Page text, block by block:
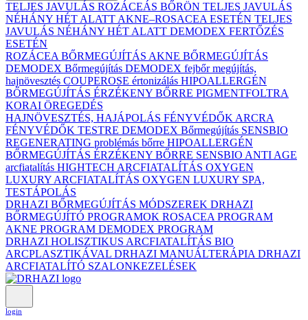
TELJES JAVULÁS ROZÁCEÁS BŐRÖN TELJES JAVULÁS
NÉHÁNY HÉT ALATT AKNE–ROSACEA ESETÉN TELJES
JAVULÁS NÉHÁNY HÉT ALATT DEMODEX FERTŐZÉS
ESETÉN
ROZÁCEA BŐRMEGÚJÍTÁS AKNE BŐRMEGÚJÍTÁS
DEMODEX Bőrmegújítás DEMODEX fejbőr megújítás,
hajnövesztés COUPEROSE értonizálás HIPOALLERGÉN
BŐRMEGÚJÍTÁS ÉRZÉKENY BŐRRE PIGMENTFOLTRA
KORAI ÖREGEDÉS
HAJNÖVESZTÉS, HAJÁPOLÁS FÉNYVÉDŐK ARCRA
FÉNYVÉDŐK TESTRE DEMODEX Bőrmegújítás SENSBIO
REGENERATING problémás bőrre HIPOALLERGÉN
BŐRMEGÚJÍTÁS ÉRZÉKENY BŐRRE SENSBIO ANTI AGE
arcfiatalítás HIGHTECH ARCFIATALÍTÁS OXYGEN
LUXURY ARCFIATALÍTÁS OXYGEN LUXURY SPA,
TESTÁPOLÁS
DRHAZI BŐRMEGÚJÍTÁS MÓDSZEREK DRHAZI
BŐRMEGÚJÍTÓ PROGRAMOK ROSACEA PROGRAM
AKNE PROGRAM DEMODEX PROGRAM
DRHAZI HOLISZTIKUS ARCFIATALÍTÁS BIO
ARCPLASZTIKÁVAL DRHAZI MANUÁLTERÁPIA DRHAZI
ARCFIATALÍTÓ SZALONKEZELÉSEK
login